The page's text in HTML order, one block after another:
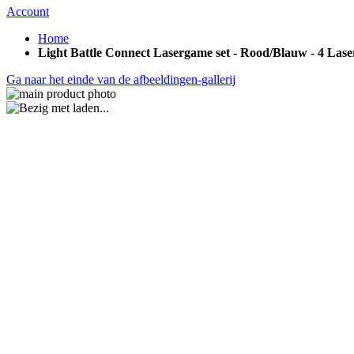
Account
Home
Light Battle Connect Lasergame set - Rood/Blauw - 4
Ga naar het einde van de afbeeldingen-gallerij